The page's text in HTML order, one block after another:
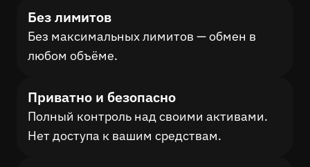
Без лимитов
Без максимальных лимитов — обмен в
любом объёме.
Приватно и безопасно
Полный контроль над своими активами.
Нет доступа к вашим средствам.